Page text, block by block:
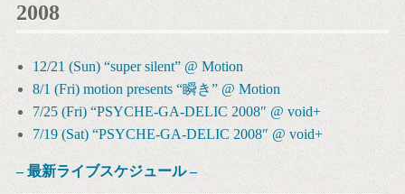
2008
12/21 (Sun) “super silent” @ Motion
8/1 (Fri) motion presents “瞬き” @ Motion
7/25 (Fri) “PSYCHE-GA-DELIC 2008″ @ void+
7/19 (Sat) “PSYCHE-GA-DELIC 2008″ @ void+
– 最新ライブスケジュール –